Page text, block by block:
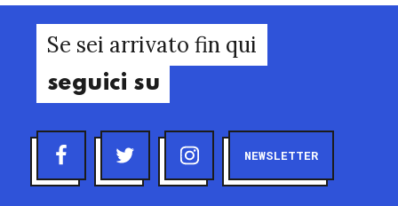
Se sei arrivato fin qui
seguici su
NEWSLETTER